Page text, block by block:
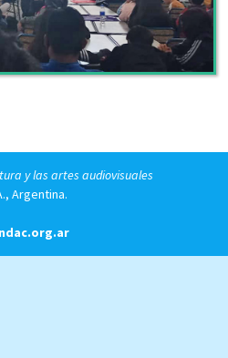
y las artes audiovisuales
Argentina.